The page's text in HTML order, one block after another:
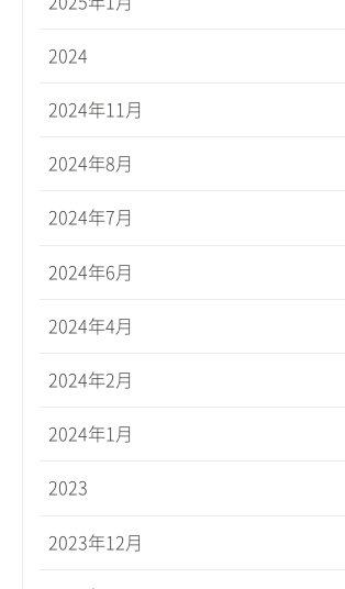
2024
2024年11月
2024年8月
2024年7月
2024年6月
2024年4月
2024年2月
2024年1月
2023
2023年12月